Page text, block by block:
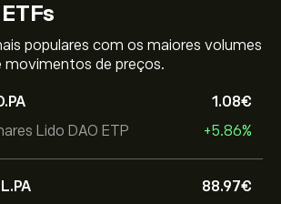
ETFs
populares com os maiores volumes
movimentos de preços.
Lido DAO ETP
1.08‎€‎
+5.86%
88.97‎€‎